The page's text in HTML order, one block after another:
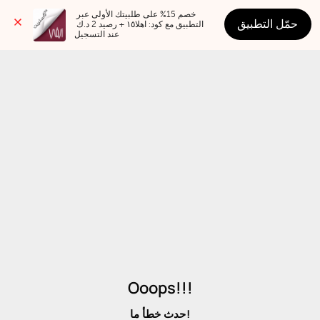
عند التسجيل
حمّل التطبيق
Ooops!!!
حدث خطأ ما!